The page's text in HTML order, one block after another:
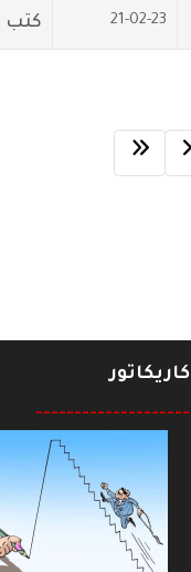
21-02-23 كتب
كاريكاتور
--------------------